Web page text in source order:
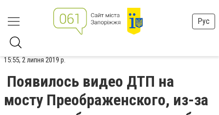
Рус
15:55, 2 липня 2019 р.
Появилось видео ДТП на
мосту Преображенского, из-за